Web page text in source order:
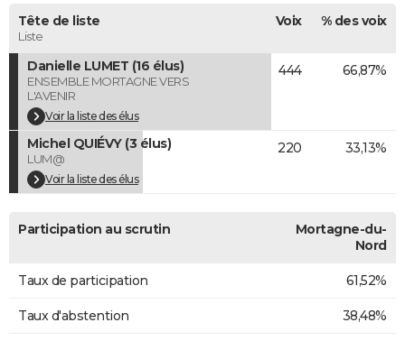
Dictionnaire
Biographies
Citations
Expressions
Proverbes
PROGRAMME TV
COPAINS D'AVANT
S'inscrire
Se connecter
Lycées
Collèges
Primaires
Universités
Entreprises
Service militaire
Avis de recherche
AVIS DE DÉCÈS
FORUM
Bricolage
Lifestyle
Culture
Sport
Auto
Television
Voyage
Cinema
Tête de liste
Liste
Voix % des voix
Danielle LUMET (16 élus)
ENSEMBLE MORTAGNE VERS
L'AVENIR
Voir la liste des élus
444 66,87%
Michel QUIÉVY (3 élus)
LUM@
Voir la liste des élus
220 33,13%
Participation au scrutin
Mortagne-du-
Nord
Taux de participation 61,52%
Taux d'abstention 38,48%